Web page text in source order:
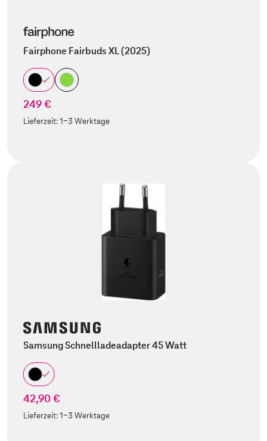
Fairphone Fairbuds XL (2025)
249 €
Lieferzeit:1-3 Werktage
Samsung Schnellladeadapter 45 Watt
42,90 €
Lieferzeit:1-3 Werktage